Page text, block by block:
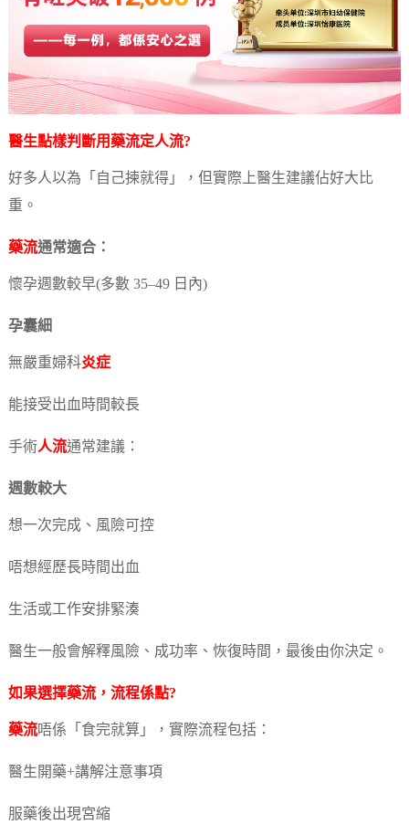
醫生點樣判斷用 藥流定人流?
好多人以為「自己揀就得」，但實際上醫生建議佔好大比
重。
藥流通常適合：
懷孕週數較早(多數 35–49 日內)
孕囊細
無嚴重婦科炎症
能接受出血時間較長
手術人流通常建議：
週數較大
想一次完成、風險可控
唔想經歷長時間出血
生活或工作安排緊湊
醫生一般會解釋風險、成功率、恢復時間，最後由你決定。
如果選擇藥流，流程係點?
藥流唔係「食完就算」，實際流程包括：
醫生開藥+講解注意事項
服藥後出現宮縮